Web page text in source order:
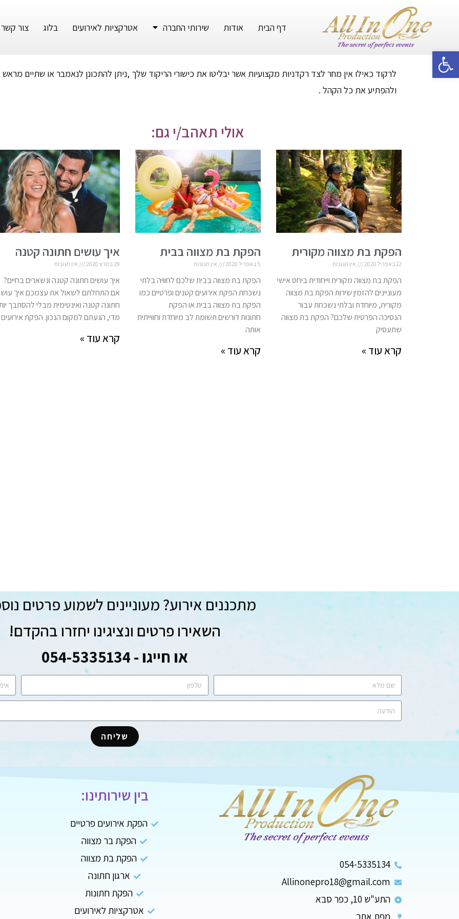
פתח סרגל נגישות
דף הבית אודות שירותי החברה אטרקציות לאירועים בלוג צור קשר
לרקוד כאילו אין מחר לצד רקדניות מקצועיות אשר יבליטו את כישורי הריקוד שלך ,ניתן להתכונן לנאמבר או שתיים מראש
ולהפתיע את כל הקהל .
אולי תאהב/י גם:
הפקת בת מצווה מקורית
12 באפריל 2020 אין תגובות
הפקת בת מצווה מקורית וייחודית ביחס אישי
מעוניינים להזמין שירות הפקת בת מצווה
מקורית, מיוחדת ובלתי נשכחת עבור
הנסיכה הפרטית שלכם? הפקת בת מצווה
שתעסיק
קרא עוד »
הפקת בת מצווה בבית
5 באפריל 2020 אין תגובות
הפקת בת מצווה בבית שלכם לחוויה בלתי
נשכחת הפקת אירועים קטנים ופרטיים כמו
הפקת בת מצווה בבית או הפקת
חתונות דורשים תשומת לב מיוחדת וחווייתית
אותה
קרא עוד »
איך עושים חתונה קטנה
29 במרץ 2020 אין תגובות
איך עושים חתונה קטנה ונשארים בחיים?
אם התחלתם לשאול את עצמכם איך
חתונה קטנה ואינטימית מבלי להסתבך
מדי, הגעתם למקום הנכון. הפקת אירועים
קרא עוד »
מתכננים אירוע? מעוניינים לשמוע פרטים
השאירו פרטים ונציגינו יחזרו בהקדם!
או חייגו - 054-5335134
שליחה
054-5335134
Allinonepro18@gmail.com
התע"ש 10, כפר סבא
בין שירותינו:
הפקת אירועים פרטיים
הפקת בר מצווה
הפקת בת מצווה
ארגון חתונה
הפקת חתונות
אטרקציות לאירועים